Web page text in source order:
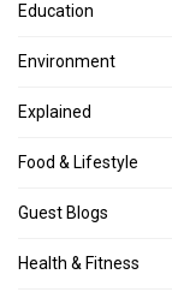
Education
Environment
Explained
Food & Lifestyle
Guest Blogs
Health & Fitness